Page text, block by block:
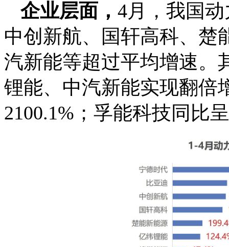
企业层面， 4月，我国
中创新航、国轩高科、楚
汽新能等超过平均增速。
锂能、中汽新能实现翻倍
2100.1%；孚能科技同比